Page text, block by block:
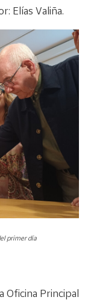
Elías Valiña.
primer día
Oficina Principal